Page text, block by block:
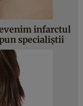
infarctul
specialiştii